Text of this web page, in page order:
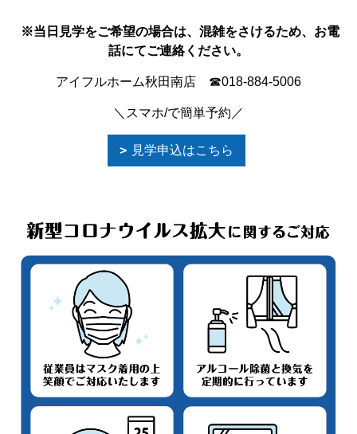
※当日見学をご希望の場合は、混雑をさけるため、お電
話にてご連絡ください。
アイフルホーム秋田南店 ☎018-884-5006
＼スマホ/で簡単予約／
見学申込はこちら